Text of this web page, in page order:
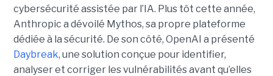
cybersécurité assistée par l’IA. Plus tôt cette année,
Anthropic a dévoilé Mythos, sa propre plateforme
dédiée à la sécurité. De son côté, OpenAI a présenté
Daybreak, une solution conçue pour identifier,
analyser et corriger les vulnérabilités avant qu’elles